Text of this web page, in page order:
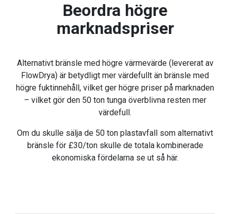
Beordra högre
marknadspriser
Alternativt bränsle med högre värmevärde (levererat av
FlowDrya) är betydligt mer värdefullt än bränsle med
högre fuktinnehåll, vilket ger högre priser på marknaden
– vilket gör den 50 ton tunga överblivna resten mer
värdefull.
Om du skulle sälja de 50 ton plastavfall som alternativt
bränsle för £30/ton skulle de totala kombinerade
ekonomiska fördelarna se ut så här.